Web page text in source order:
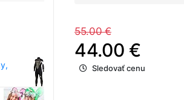
55.00 €
44.00 €
Sledovať cenu